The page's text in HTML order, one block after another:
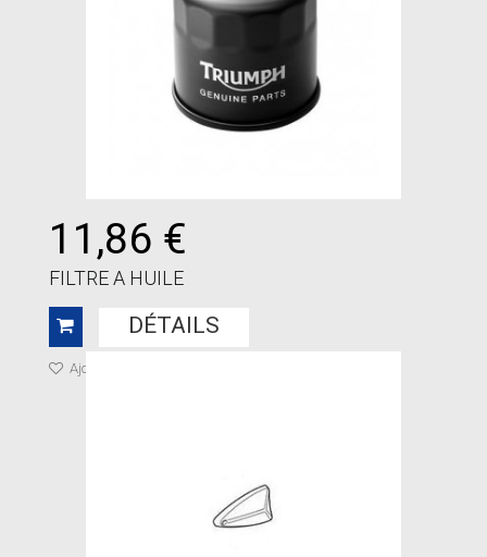
11,86 €
FILTRE A HUILE
DÉTAILS
Ajouter à ma liste de cadeaux